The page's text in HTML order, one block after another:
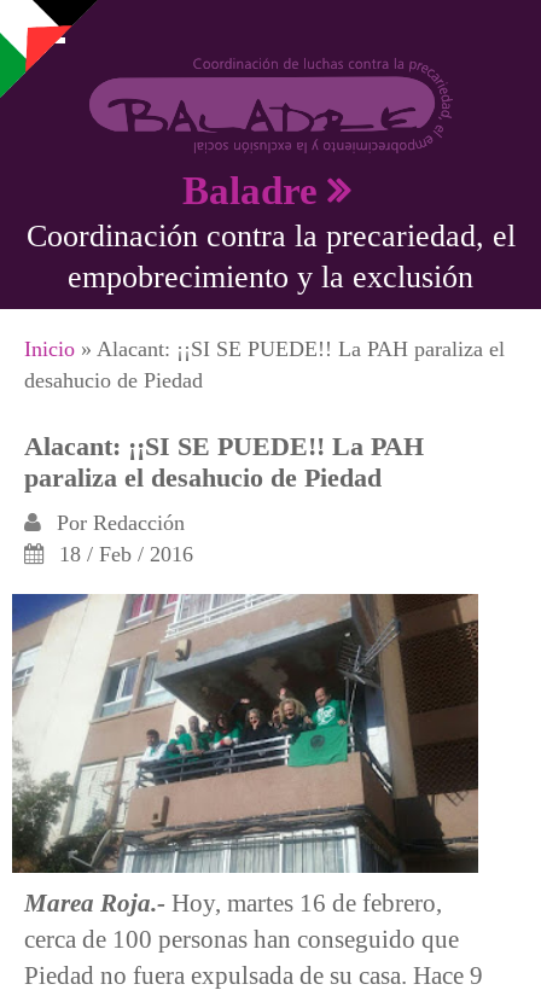
Pasar al contenido principal
Baladre
Coordinación contra la precariedad, el
empobrecimiento y la exclusión
Se encuentra usted aquí
Inicio » Alacant: ¡¡SI SE PUEDE!! La PAH paraliza el
desahucio de Piedad
Alacant: ¡¡SI SE PUEDE!! La PAH
paraliza el desahucio de Piedad
Por Redacción
18 / Feb / 2016
Marea Roja.- Hoy, martes 16 de febrero,
cerca de 100 personas han conseguido que
Piedad no fuera expulsada de su casa. Hace 9